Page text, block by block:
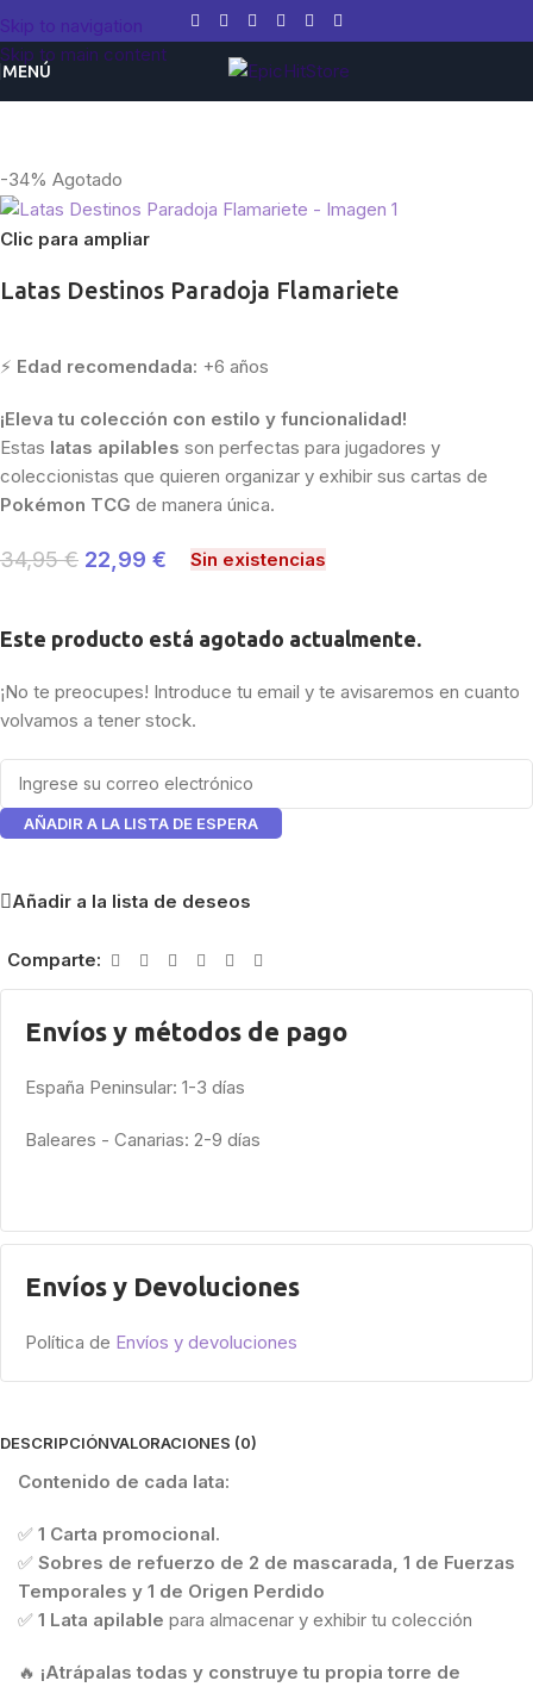
Skip to navigation
Skip to main content
MENÚ
-34% Agotado
Clic para ampliar
Latas Destinos Paradoja Flamariete
⚡ Edad recomendada: +6 años
¡Eleva tu colección con estilo y funcionalidad!
Estas latas apilables son perfectas para jugadores y
coleccionistas que quieren organizar y exhibir sus cartas de
Pokémon TCG de manera única.
34,95€ 22,99 € Sin existencias
Este producto está agotado actualmente.
¡No te preocupes! Introduce tu email y te avisaremos en cuanto
volvamos a tener stock.
AÑADIR A LA LISTA DE ESPERA
Añadir a la lista de deseos
Comparte:
Envíos y métodos de pago
España Peninsular: 1-3 días
Baleares - Canarias: 2-9 días
Envíos y Devoluciones
Política de Envíos y devoluciones
DESCRIPCIÓNVALORACIONES (0)
Contenido de cada lata:
✅ 1 Carta promocional.
✅ Sobres de refuerzo de 2 de mascarada, 1 de Fuerzas
Temporales y 1 de Origen Perdido
✅ 1 Lata apilable para almacenar y exhibir tu colección
🔥 ¡Atrápalas todas y construye tu propia torre de